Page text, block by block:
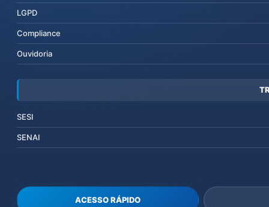
LGPD
Compliance
Ouvidoria
SESI
SENAI
ACESSO RÁPIDO